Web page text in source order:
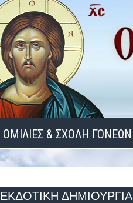
ΟΜΙΛΙΕΣ & ΣΧΟΛΗ ΓΟΝΕΩΝ
ΠΕΡΙΟΔΟΣ 2025 - 2026
ΠΕΡΙΟΔΟΣ 2024 - 2025
ΕΚΔΟΤΙΚΗ ΔΗΜΙΟΥΡΓΙΑ